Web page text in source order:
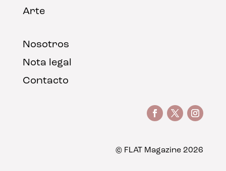
Arte
Nosotros
Nota legal
Contacto
© FLAT Magazine 2026